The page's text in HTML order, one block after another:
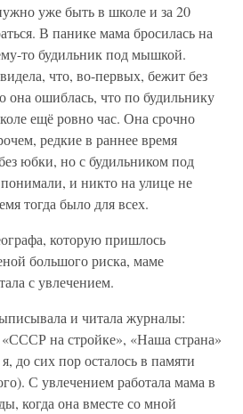
уже быть в школе и за 20
В панике мама бросилась на
то будильник под мышкой.
что, во-первых, бежит без
она ошиблась, что по будильнику
ещё ровно час. Она срочно
редкие в раннее время
юбки, но с будильником под
и никто на улице не
тогда было для всех.
которую пришлось
большого риска, маме
с увлечением.
и читала журналы:
на стройке», «Наша страна»
до сих пор осталось в памяти
С увлечением работала мама в
когда она вместе со мной